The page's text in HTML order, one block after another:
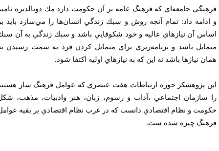
جامعه‌اي كه فرهنگ عامه بر آن حكومت دارد مك دونالديزه ناميد
داد: تمام آنچه روش و سبك زندگي انسان‌ها را مي‌سازد بايد بر
آن نيازهاي عاليه و خود شكوفايي باشد و سبك زندگي به آن سبك
باشد و برنامه‌ريزي براي متمايل كردن فرد به سمت رسيدن به
نياز‌ها باشد نه اين كه به نياز‌هاي اوليه اكتفا شود.
پژوهشكر حوزه ارتباطات هفت عنصري كه عوامل فرهنگ ساز هستند
سازمان اجتماعي ،آداب و رسوم، زبان، هنر وادبيات، مذهب، شكل
و نظام اقتصادي دانست كه در غرب نظام اقتصادي بر بقيه عوامل
چيره شده ست.